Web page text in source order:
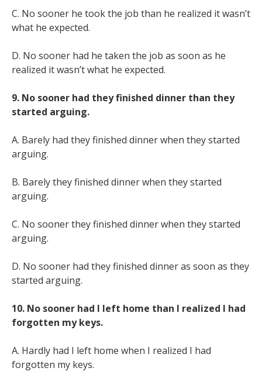
C. No sooner he took the job than he realized it wasn’t
what he expected.
D. No sooner had he taken the job as soon as he
realized it wasn’t what he expected.
9. No sooner had they finished dinner than they
started arguing.
A. Barely had they finished dinner when they started
arguing.
B. Barely they finished dinner when they started
arguing.
C. No sooner they finished dinner when they started
arguing.
D. No sooner had they finished dinner as soon as they
started arguing.
10. No sooner had I left home than I realized I had
forgotten my keys.
A. Hardly had I left home when I realized I had
forgotten my keys.